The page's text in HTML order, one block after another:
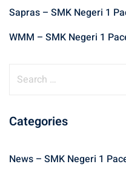
Sapras – SMK Negeri 1
WMM – SMK Negeri 1
r
f
Categories
News – SMK Negeri 1